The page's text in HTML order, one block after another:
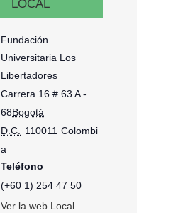
LOCAL
Fundación
Universitaria Los
Libertadores
Carrera 16 # 63 A -
68Bogotá
D.C. 110011 Colombi
a
Teléfono
(+60 1) 254 47 50
Ver la web Local